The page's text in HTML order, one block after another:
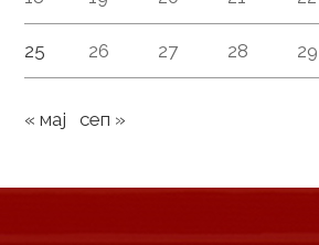
25 26 27 28 29
« мај сеп »